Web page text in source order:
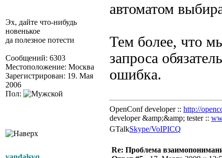
Эх, дайте что-нибудь
новенькое
да полезное потести
Сообщений: 6303
Местоположение: Москва
Зарегистрирован: 19. Мая
2006
Пол:
автоматом
Тем более, что
запроса
ошибка.
OpenConf developer :: http://
developer &amp;&amp; tester ::
GTalkSkype/VoIPICQ
Re: Проблема